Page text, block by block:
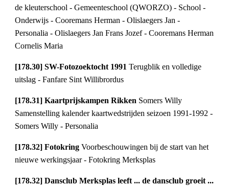
de kleuterschool - Gemeenteschool (QWORZO) - School -
Onderwijs - Cooremans Herman - Olislaegers Jan -
Personalia - Olislaegers Jan Frans Jozef - Cooremans Herman
Cornelis Maria
[178.30] SW-Fotozoektocht 1991Terugblik en volledige
uitslag - Fanfare Sint Willibrordus
[178.31] Kaartprijskampen Rikken Somers Willy
Samenstelling kalender kaartwedstrijden seizoen 1991-1992 -
Somers Willy - Personalia
[178.32] FotokringVoorbeschouwingen bij de start van het
nieuwe werkingsjaar - Fotokring Merksplas
[178.32] Dansclub Merksplas leeft ... de dansclub groeit ...